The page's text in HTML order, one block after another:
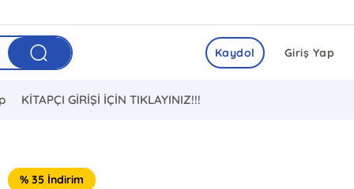
Giriş Yap
Kaydol
KİTAPÇI GİRİŞİ İÇİN TIKLAYINIZ!!!
% 35 İndirim